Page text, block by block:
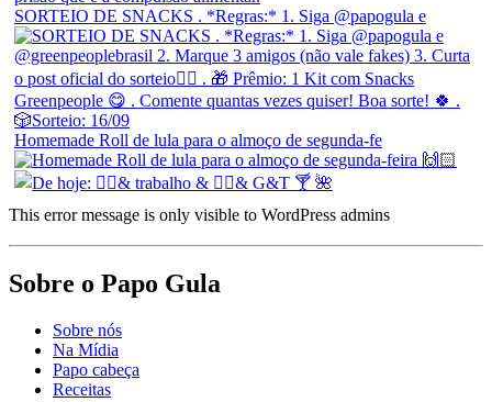
SORTEIO DE SNACKS . *Regras:* 1. Siga @papogula e
Homemade Roll de lula para o almoço de segunda-fe
This error message is only visible to WordPress admins
Sobre o Papo Gula
Sobre nós
Na Mídia
Papo cabeça
Receitas